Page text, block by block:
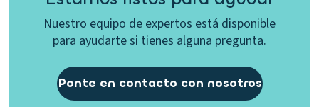
Nuestro equipo de expertos está disponible
para ayudarte si tienes alguna pregunta.
Ponte en contacto con nosotros